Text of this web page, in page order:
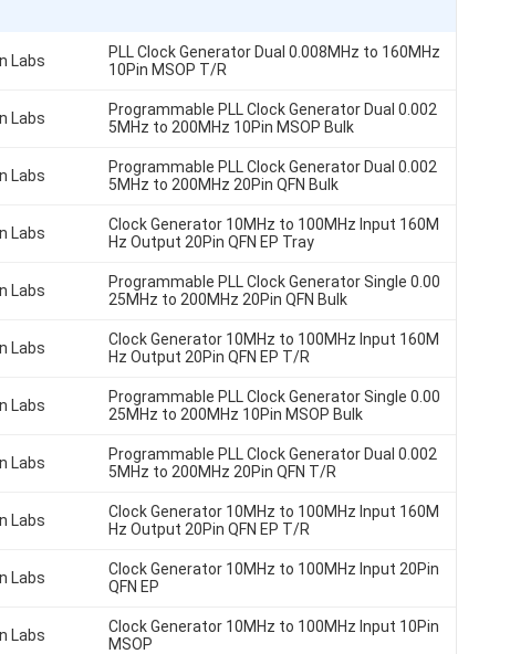
Labs
PLL Clock Generator Dual 0.008MHz to 160MHz
10Pin MSOP T/R
Labs
Programmable PLL Clock Generator Dual 0.002
5MHz to 200MHz 10Pin MSOP Bulk
Labs
Programmable PLL Clock Generator Dual 0.002
5MHz to 200MHz 20Pin QFN Bulk
Labs
Clock Generator 10MHz to 100MHz Input 160M
Hz Output 20Pin QFN EP Tray
Labs
Programmable PLL Clock Generator Single 0.00
25MHz to 200MHz 20Pin QFN Bulk
Labs
Clock Generator 10MHz to 100MHz Input 160M
Hz Output 20Pin QFN EP T/R
Labs
Programmable PLL Clock Generator Single 0.00
25MHz to 200MHz 10Pin MSOP Bulk
Labs
Programmable PLL Clock Generator Dual 0.002
5MHz to 200MHz 20Pin QFN T/R
Labs
Clock Generator 10MHz to 100MHz Input 160M
Hz Output 20Pin QFN EP T/R
Labs
Clock Generator 10MHz to 100MHz Input 20Pin
QFN EP
Labs
Clock Generator 10MHz to 100MHz Input 10Pin
MSOP